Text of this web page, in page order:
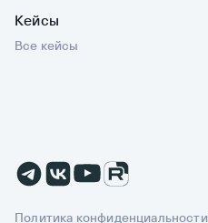
Кейсы
Все кейсы
Политика конфиденциальности